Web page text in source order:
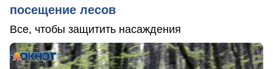
посещение лесов
Все, чтобы защитить насаждения